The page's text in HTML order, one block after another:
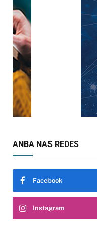
ANBA NAS REDES
Facebook
Instagram